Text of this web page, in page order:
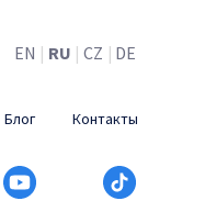
| DE
CZ
|
| RU
EN
Контакты
Блог